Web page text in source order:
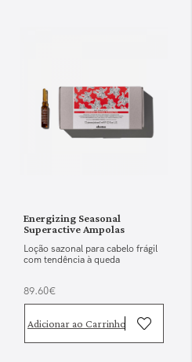
Energizing Seasonal
Superactive Ampolas
Loção sazonal para cabelo frágil
com tendência à queda
89.60€
Adicionar ao Carrinho